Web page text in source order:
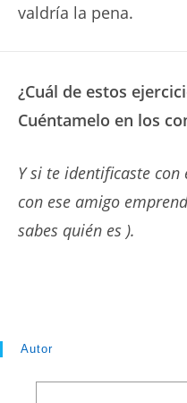
valdría la pena.
¿Cuál de estos
Cuéntamelo en los
Y si te identificaste
con ese amigo
sabes quién es ).
Autor